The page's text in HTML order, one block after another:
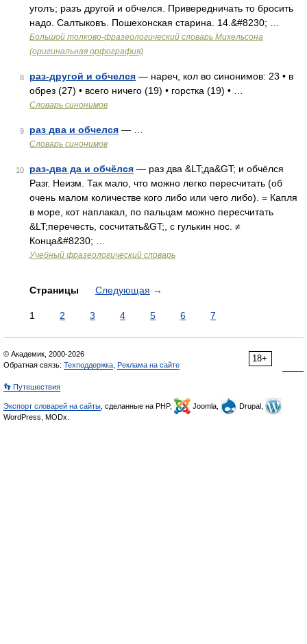
уголъ; разъ другой и обчелся. Привередничать то бросить
надо. Салтыковъ. Пошехонская старина. 14.&#8230; …
Большой толково-фразеологический словарь Михельсона
(оригинальная орфография)
8 раз-другой и обчелся — нареч, кол во синонимов: 23 • в
обрез (27) • всего ничего (19) • горстка (19) • …
Словарь синонимов
9 раз два и обчелся — …
Словарь синонимов
10 раз-два да и обчёлся — раз два &LT;да&GT; и обчёлся
Разг. Неизм. Так мало, что можно легко пересчитать (об
очень малом количестве кого либо или чего либо). = Капля
в море, кот наплакал, по пальцам можно пересчитать
&LT;перечесть, сосчитать&GT;, с гулькин нос. ≠
Конца&#8230; …
Учебный фразеологический словарь
Страницы Следующая →
1 2 3 4 5 6 7
18+
© Академик, 2000-2026
Обратная связь: Техподдержка Реклама на сайте
👣 Путешествия
Экспорт словарей на сайты , сделанные на PHP, Joomla,
Drupal,
WordPress, MODx.